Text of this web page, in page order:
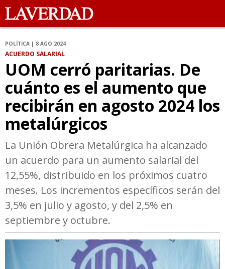
POLÍTICA | 8 AGO 2024
ACUERDO SALARIAL
UOM cerró paritarias. De
cuánto es el aumento que
recibirán en agosto 2024 los
metalúrgicos
La Unión Obrera Metalúrgica ha alcanzado
un acuerdo para un aumento salarial del
12,55%, distribuido en los próximos cuatro
meses. Los incrementos específicos serán del
3,5% en julio y agosto, y del 2,5% en
septiembre y octubre.